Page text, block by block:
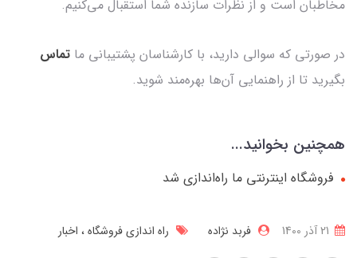
مخاطبان است و از نظرات سازنده شما استقبال می‌کنیم.
در صورتی که سوالی دارید، با کارشناسان پشتیبانی ما تماس
بگیرید تا از راهنمایی آن‌ها بهره‌مند شوید.
همچنین بخوانید...
فروشگاه اینترنتی ما راه‌اندازی شد
فربد نژاده راه اندازی فروشگاه اخبار